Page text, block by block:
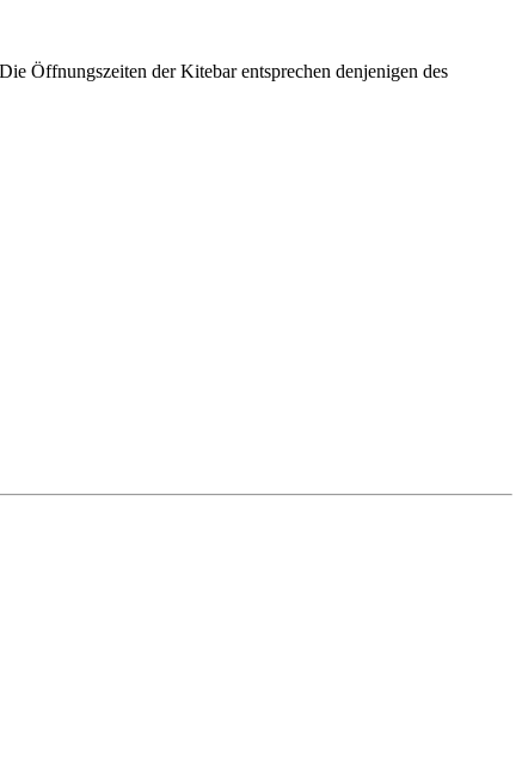
Öffnungszeiten der Kitebar entsprechen denjenigen des